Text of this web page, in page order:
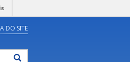
DO SITE